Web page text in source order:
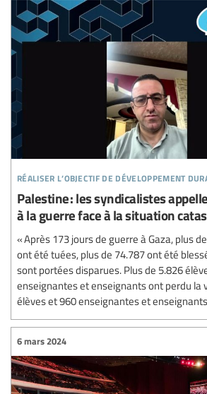
réaliser l’objectif de développement
Palestine : les syndicalistes
à la guerre face à la situation
« Après 173 jours de guerre à Gaza, plus
ont été tuées, plus de 74.787 ont été
sont portées disparues. Plus de 5.826
enseignantes et enseignants ont perdu la
élèves et 960 enseignantes et
6 mars 2024